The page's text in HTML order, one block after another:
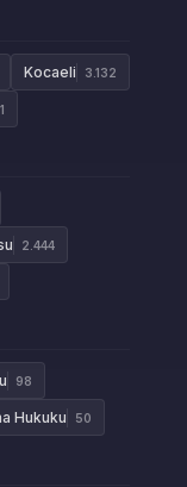
Kocaeli 3.132
2.444
98
Hukuku 50